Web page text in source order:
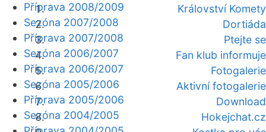
Království Komety
Dortiáda
Ptejte se
Fan klub informuje
Fotogalerie
Aktivní fotogalerie
Download
Hokejchat.cz
Příprava 2008/2009
Sezóna 2007/2008
Příprava 2007/2008
Sezóna 2006/2007
Příprava 2006/2007
Sezóna 2005/2006
Příprava 2005/2006
Sezóna 2004/2005